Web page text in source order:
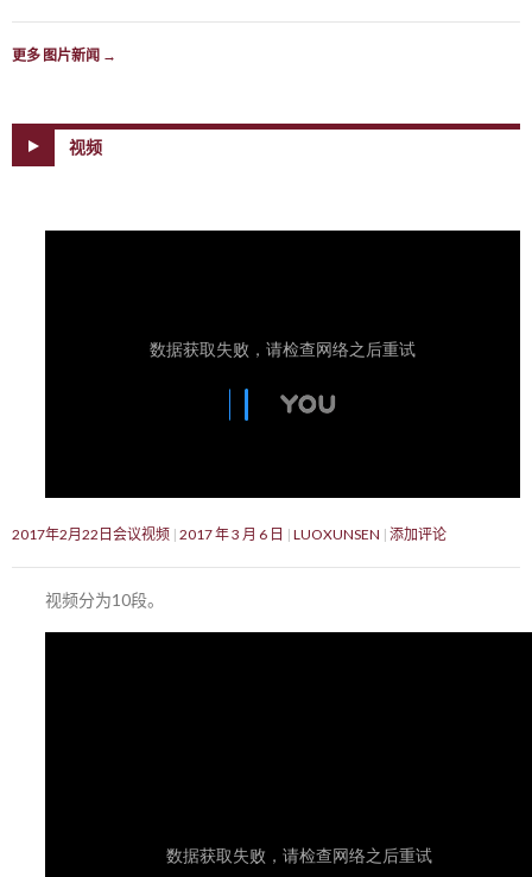
更多 图片新闻 →
视频
2017年2月22日会议视频 2017 年 3 月 6 日 LUOXUNSEN 添加评论
视频分为10段。